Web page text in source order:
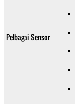
Pelbagai Sensor